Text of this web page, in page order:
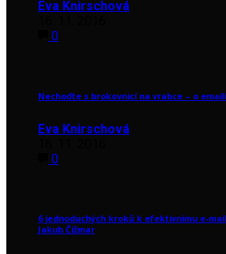
Eva Knirschová
0
Nechoďte s brokovnicí na vrabce – o
Eva Knirschová
0
6 jednoduchých kroků k efektivnímu e-
Jakub Čižmar